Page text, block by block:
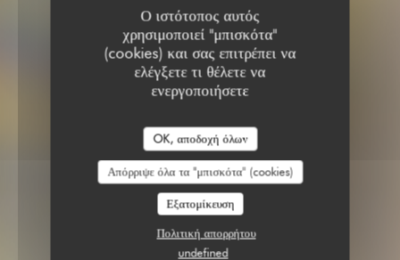
Ο ιστότοπος αυτός
χρησιμοποιεί "μπισκότα"
(cookies) και σας επιτρέπει να
ελέγξετε τι θέλετε να
ενεργοποιήσετε
OK, αποδοχή όλων
Απόρριψε όλα τα "μπισκότα" (cookies)
Εξατομίκευση
Πολιτική απορρήτου
undefined